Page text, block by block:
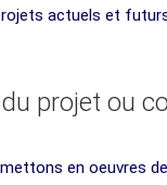
actuels et
projet ou
en oeuvres